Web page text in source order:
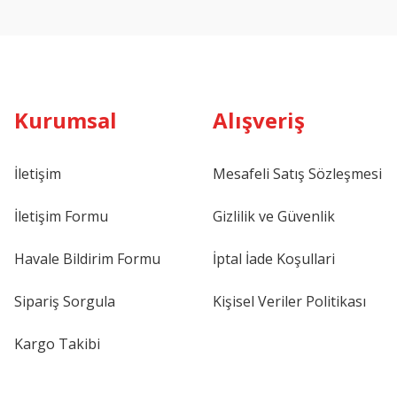
Kurumsal
İletişim
İletişim Formu
Havale Bildirim Formu
Sipariş Sorgula
Kargo Takibi
Alışveriş
Mesafeli Satış Sözleşmesi
Gizlilik ve Güvenlik
İptal İade Koşullari
Kişisel Veriler Politikası